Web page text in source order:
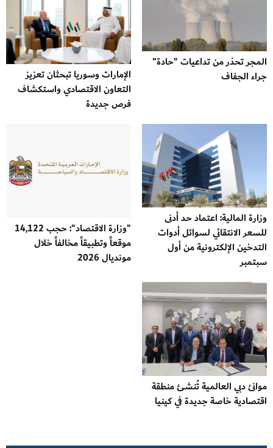
المجر تحذر من تداعيات "حادة"
جراء الجفاف
الإمارات وسوريا تبحثان تعزيز
التعاون الاقتصادي واستكشاف
فرص جديدة
وزارة المالية: اعتماد حد أدنى
للسعر الانتقائي لسوائل أدوات
التدخين الإلكترونية من أول
سبتمبر
"وزارة الاقتصاد": حجب 14,122
موقعاً وتطبيقاً مخالفاً خلال
مونديال 2026
موانئ دبي العالمية تُنشئ منطقة
اقتصادية خاصة جديدة في كينيا